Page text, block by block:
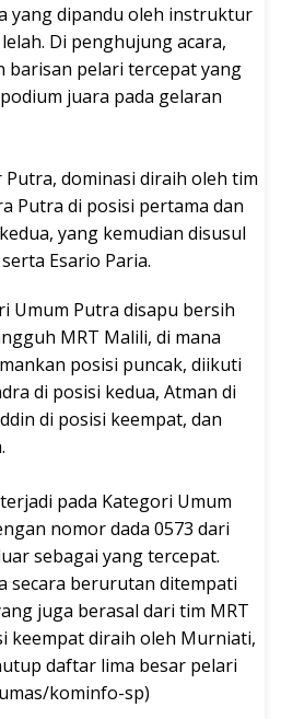
yang dipandu oleh instruktur
Di penghujung acara,
barisan pelari tercepat yang
juara pada gelaran
dominasi diraih oleh tim
Putra di posisi pertama dan
yang kemudian disusul
Esario Paria.
Umum Putra disapu bersih
MRT Malili, di mana
posisi puncak, diikuti
di posisi kedua, Atman di
di posisi keempat, dan
pada Kategori Umum
nomor dada 0573 dari
sebagai yang tercepat.
secara berurutan ditempati
juga berasal dari tim MRT
keempat diraih oleh Murniati,
daftar lima besar pelari
kominfo-sp)